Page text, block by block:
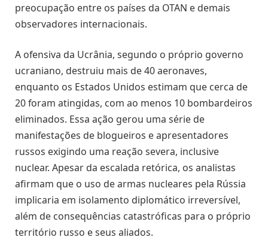
preocupação entre os países da OTAN e demais
observadores internacionais.
A ofensiva da Ucrânia, segundo o próprio governo
ucraniano, destruiu mais de 40 aeronaves,
enquanto os Estados Unidos estimam que cerca de
20 foram atingidas, com ao menos 10 bombardeiros
eliminados. Essa ação gerou uma série de
manifestações de blogueiros e apresentadores
russos exigindo uma reação severa, inclusive
nuclear. Apesar da escalada retórica, os analistas
afirmam que o uso de armas nucleares pela Rússia
implicaria em isolamento diplomático irreversível,
além de consequências catastróficas para o próprio
território russo e seus aliados.